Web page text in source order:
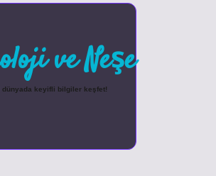
ve Neşe
dünyada keyifli bilgiler keşfet!